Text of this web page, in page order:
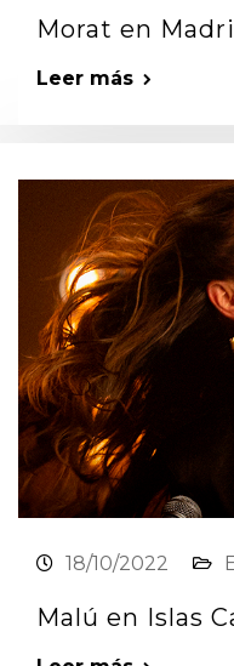
Morat en
Leer más
18/10/2022
Malú en Islas